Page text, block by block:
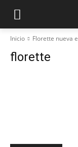
Inicio Florette nueva
florette